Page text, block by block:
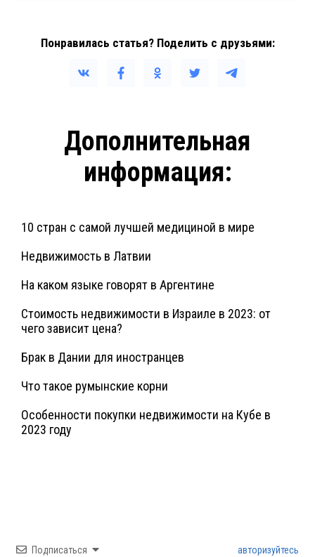
Понравилась статья? Поделить с друзьями:
Дополнительная
информация:
10 стран с самой лучшей медициной в мире
Недвижимость в Латвии
На каком языке говорят в Аргентине
Стоимость недвижимости в Израиле в 2023: от
чего зависит цена?
Брак в Дании для иностранцев
Что такое румынские корни
Особенности покупки недвижимости на Кубе в
2023 году
Подписаться авторизуйтесь